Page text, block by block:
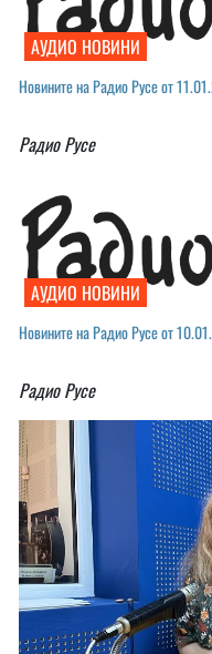
АУДИО НОВИНИ
Новините на Радио Русе от
Радио Русе
АУДИО НОВИНИ
Новините на Радио Русе от
Радио Русе